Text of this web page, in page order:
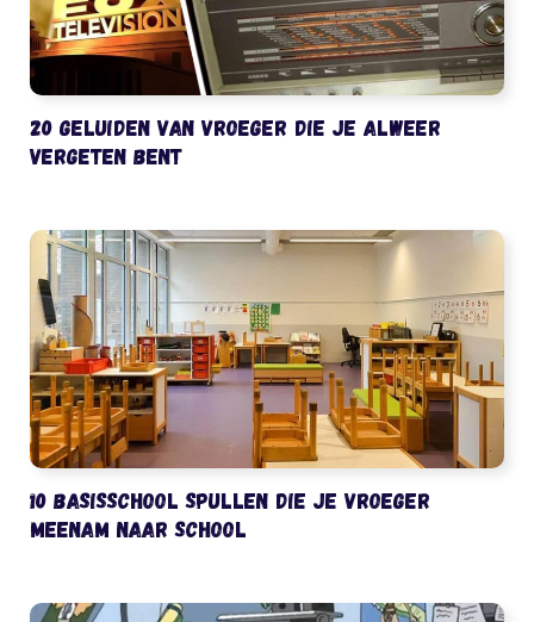
20 geluiden van vroeger die je alweer
vergeten bent
10 basisschool spullen die je vroeger
meenam naar school